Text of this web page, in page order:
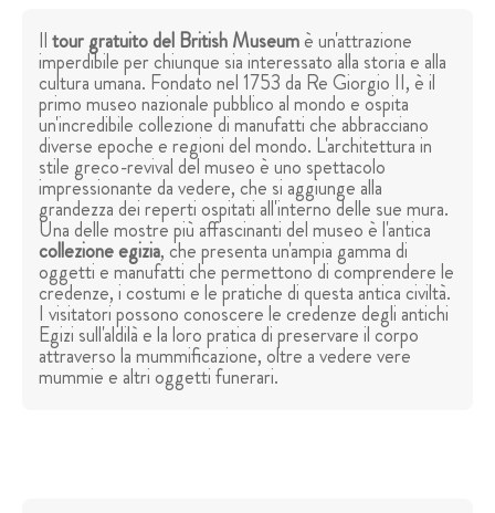
Iltour gratuito del British Museumè un'attrazione
imperdibile per chiunque sia interessato alla storia e alla
cultura umana. Fondato nel 1753 da Re Giorgio II, è il
primo museo nazionale pubblico al mondo e ospita
un'incredibile collezione di manufatti che abbracciano
diverse epoche e regioni del mondo. L'architettura in
stile greco-revival del museo è uno spettacolo
impressionante da vedere, che si aggiunge alla
grandezza dei reperti ospitati all'interno delle sue mura.
Una delle mostre più affascinanti del museo è l'antica
collezione egizia, che presenta un'ampia gamma di
oggetti e manufatti che permettono di comprendere le
credenze, i costumi e le pratiche di questa antica civiltà.
I visitatori possono conoscere le credenze degli antichi
Egizi sull'aldilà e la loro pratica di preservare il corpo
attraverso la mummificazione, oltre a vedere vere
mummie e altri oggetti funerari.